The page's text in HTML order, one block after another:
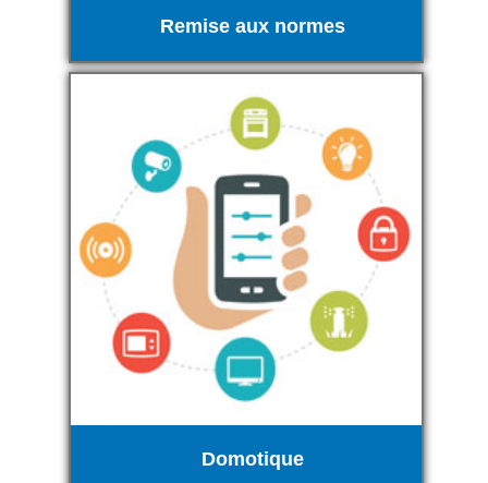
Remise aux normes
Domotique